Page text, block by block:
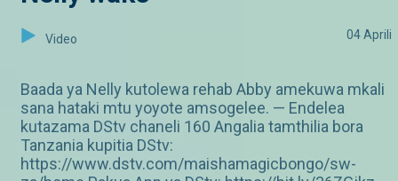
Video 04 Aprili
Baada ya Nelly kutolewa rehab Abby amekuwa mkali
sana hataki mtu yoyote amsogelee. — Endelea
kutazama DStv chaneli 160 Angalia tamthilia bora
Tanzania kupitia DStv:
https://www.dstv.com/maishamagicbongo/sw-